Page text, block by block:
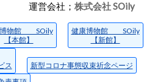
運営会社； 株式会社 SOily
博物館 SOily
【本館】
健康博物館 SOily
【新館】
ス
新型コロナ事態収束祈念ページ